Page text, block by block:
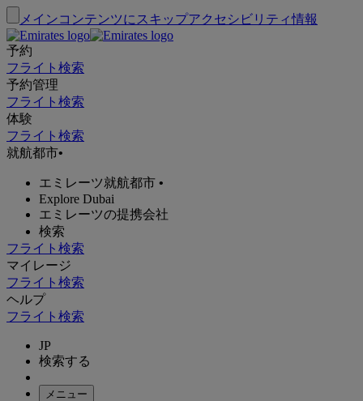
メインコンテンツにスキップアクセシビリティ情報
予約
フライト検索
予約管理
フライト検索
体験
フライト検索
就航都市•
エミレーツ就航都市 •
Explore Dubai
エミレーツの提携会社
検索
フライト検索
マイレージ
フライト検索
ヘルプ
フライト検索
JP
検索する
メニュー